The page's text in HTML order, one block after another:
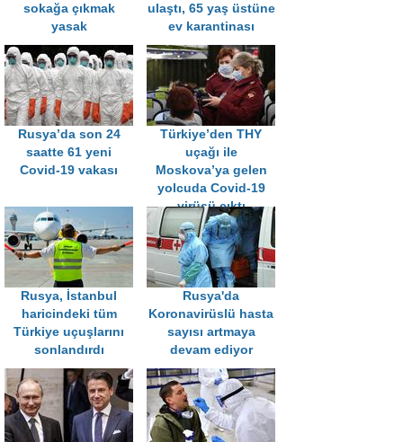
sokağa çıkmak
yasak
ulaştı, 65 yaş üstüne
ev karantinası
Rusya’da son 24
saatte 61 yeni
Covid-19 vakası
Türkiye’den THY
uçağı ile
Moskova’ya gelen
yolcuda Covid-19
virüsü çıktı
Rusya, İstanbul
haricindeki tüm
Türkiye uçuşlarını
sonlandırdı
Rusya'da
Koronavirüslü hasta
sayısı artmaya
devam ediyor